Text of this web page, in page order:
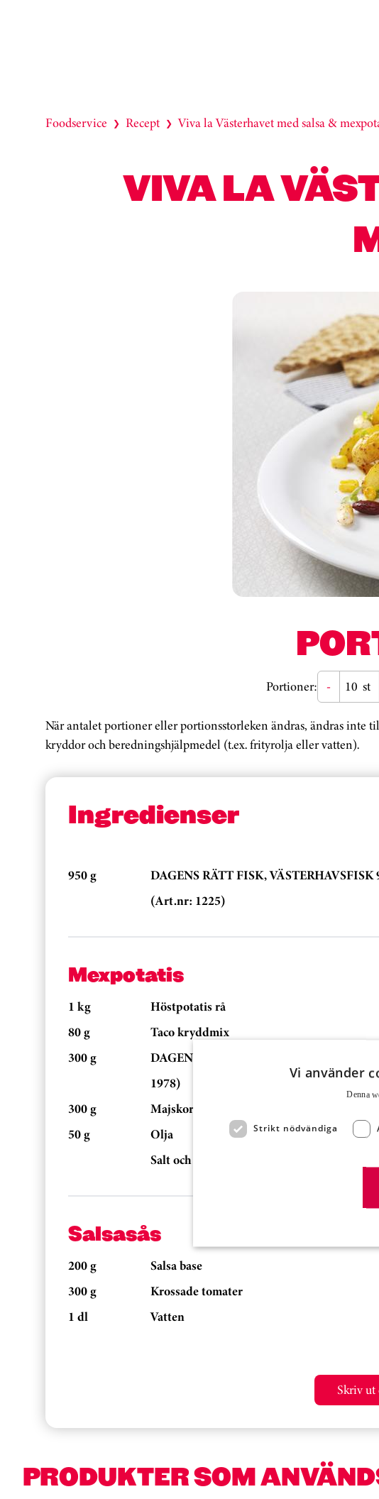
Foodservice ❯ Recept ❯ Viva la Västerhavet med salsa &
VIVA LA
Portioner: - st
När antalet portioner eller portionsstorleken ändras, ändras inte
kryddor och beredningshjälpmedel (t.ex. frityrolja eller vatten).
Ingredienser
950 g
DAGENS RÄTT FISK, VÄSTERHAVSFISK
(Art.nr: 1225)
Mexpotatis
1 kg
Höstpotatis rå
80 g
Taco kryddmix
300 g
DAGENS RÄTT GRÖNT, BÖNMIX
1978)
300 g
Majskorn
50 g
Olja
Salt och vitpeppar
Salsasås
200 g
Salsa base
300 g
Krossade tomater
1 dl
Vatten
Skriv ut
PRODUKTER SOM
Vi använder
Denna
Strikt nödvändiga